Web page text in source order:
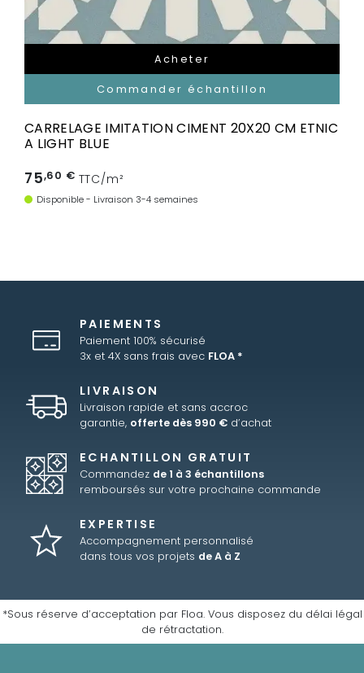
Acheter
Commander échantillon
CARRELAGE IMITATION CIMENT 20X20 CM ETNIC
A LIGHT BLUE
75,60 € TTC/m²
Disponible - Livraison 3-4 semaines
PAIEMENTS
Paiement 100% sécurisé
3x et 4X sans frais avec FLOA *
LIVRAISON
Livraison rapide et sans accroc
garantie, offerte dès 990 € d’achat
ECHANTILLON GRATUIT
Commandez de 1 à 3 échantillons
remboursés sur votre prochaine commande
EXPERTISE
Accompagnement personnalisé
dans tous vos projets de A à Z
*Sous réserve d’acceptation par Floa. Vous disposez du délai légal
de rétractation.